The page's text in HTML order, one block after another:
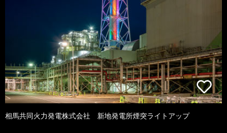
相馬共同火力発電株式会社 新地発電所煙突ライトアップ